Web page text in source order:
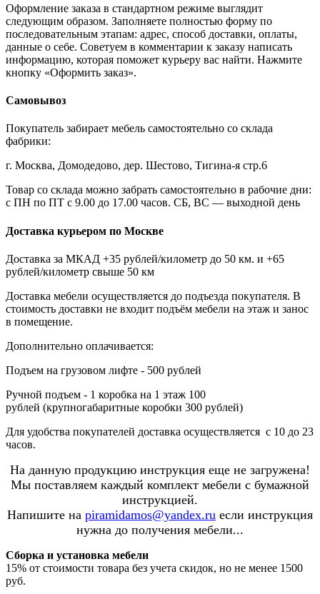
Оформление заказа в стандартном режиме выглядит
следующим образом. Заполняете полностью форму по
последовательным этапам: адрес, способ доставки, оплаты,
данные о себе. Советуем в комментарии к заказу написать
информацию, которая поможет курьеру вас найти. Нажмите
кнопку «Оформить заказ».
Самовывоз
Покупатель забирает мебель самостоятельно со склада
фабрики:
г. Москва, Домодедово, дер. Шестово, Тигина-я стр.6
Товар со склада можно забрать самостоятельно в рабочие дни:
с ПН по ПТ с 9.00 до 17.00 часов. СБ, ВС — выходной день
Доставка курьером по Москве
Доставка за МКАД +35 рублей/километр до 50 км. и +65
рублей/километр свыше 50 км
Доставка мебели осуществляется до подъезда покупателя. В
стоимость доставки не входит подъём мебели на этаж и занос
в помещение.
Дополнительно оплачивается:
Подъем на грузовом лифте - 500 рублей
Ручной подъем - 1 коробка на 1 этаж 100
рублей (крупногабаритные коробки 300 рублей)
Для удобства покупателей доставка осуществляется с 10 до 23
часов.
На данную продукцию инструкция еще не загружена!
Мы поставляем каждый комплект мебели с бумажной
инструкцией.
Напишите на piramidamos@yandex.ru если инструкция
нужна до получения мебели...
Сборка и установка мебели
15% от стоимости товара без учета скидок, но не менее 1500
руб.